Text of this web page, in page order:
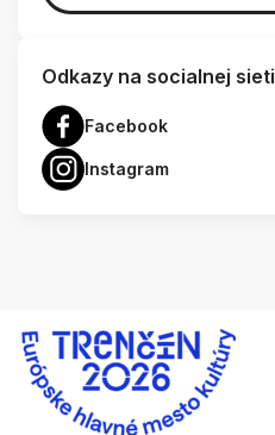
Odkazy na socialnej sieti
Facebook
Instagram